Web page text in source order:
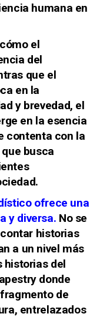
humana en
el
del
que el
en la
y brevedad, el
en la esencia
contenta con la
busca
ofrece una
y diversa. No se
historias
a un nivel más
historias del
donde
de
entrelazados